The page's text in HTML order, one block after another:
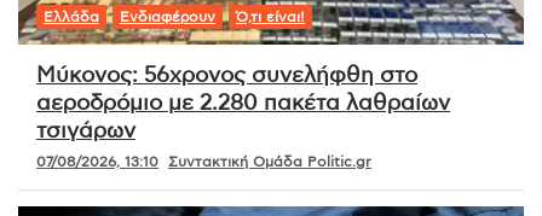
Ελλάδα Ενδιαφέρουν Ό,τι είναι!
Μύκονος: 56χρονος συνελήφθη στο
αεροδρόμιο με 2.280 πακέτα λαθραίων
τσιγάρων
07/08/2026, 13:10 Συντακτική Ομάδα Politic.gr